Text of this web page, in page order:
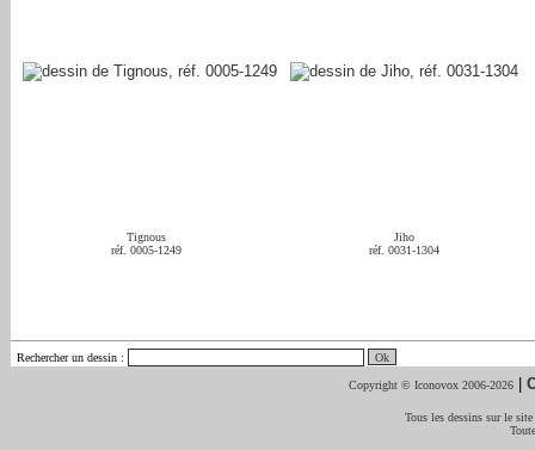
Tignous
réf. 0005-1249
Jiho
réf. 0031-1304
Rechercher un dessin :
Copyright © Iconovox 2006-2026 |
Tous les dessins sur le